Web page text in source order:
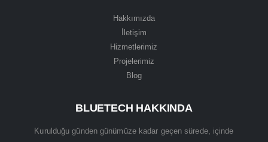
Hakkımızda
İletişim
Hizmetlerimiz
Projelerimiz
Blog
BLUETECH HAKKINDA
Kurulduğu günden günümüze kadar geçen sürede, içinde